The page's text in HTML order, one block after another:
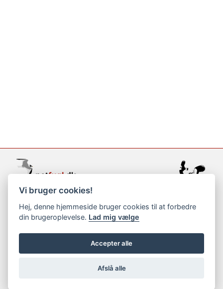
support@netfugl.dk
copyright © 2002-2023
Vi bruger cookies!
Hej, denne hjemmeside bruger cookies til at forbedre
din brugeroplevelse. Lad mig vælge
Accepter alle
Afslå alle